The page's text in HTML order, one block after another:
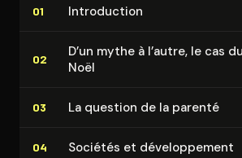
01 In­tro­duc­tion
02
D’un mythe à l’autre, le cas
Noël
03 La question de la parenté
04 Sociétés et dé­ve­lop­pe­ment